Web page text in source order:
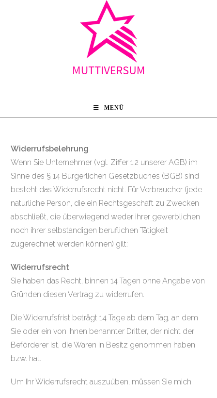
MENÜ
Widerrufsbelehrung
Wenn Sie Unternehmer (vgl. Ziffer 1.2 unserer AGB) im
Sinne des § 14 Bürgerlichen Gesetzbuches (BGB) sind
besteht das Widerrufsrecht nicht. Für Verbraucher (jede
natürliche Person, die ein Rechtsgeschäft zu Zwecken
abschließt, die überwiegend weder ihrer gewerblichen
noch ihrer selbständigen beruflichen Tätigkeit
zugerechnet werden können) gilt:
Widerrufsrecht
Sie haben das Recht, binnen 14 Tagen ohne Angabe von
Gründen diesen Vertrag zu widerrufen.
Die Widerrufsfrist beträgt 14 Tage ab dem Tag, an dem
Sie oder ein von Ihnen benannter Dritter, der nicht der
Beförderer ist, die Waren in Besitz genommen haben
bzw. hat.
Um Ihr Widerrufsrecht auszuüben, müssen Sie mich